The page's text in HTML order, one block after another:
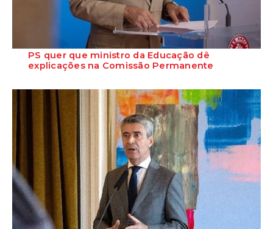
PS quer que ministro da Educação dê
explicações na Comissão Permanente
requerer a presença do minist...